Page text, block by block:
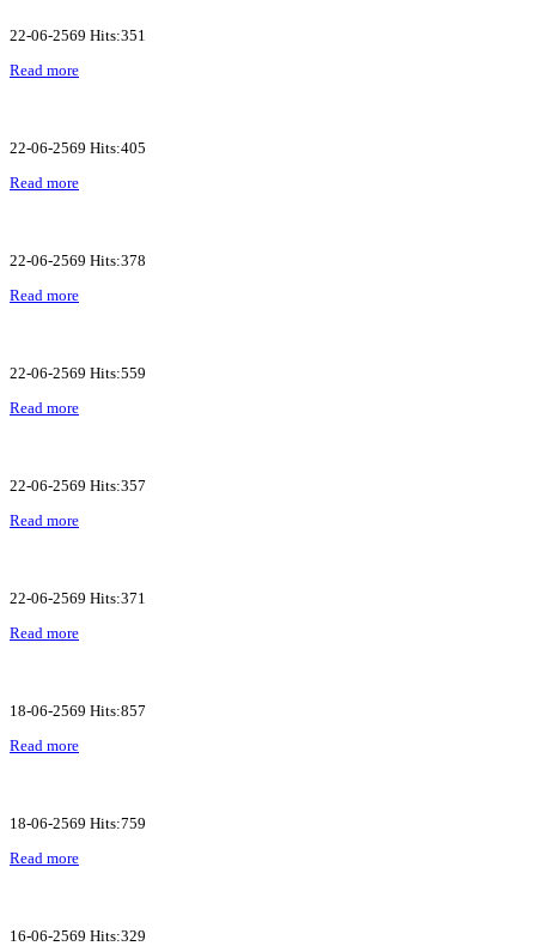
22-06-2569 Hits:351
Read more
22-06-2569 Hits:405
Read more
22-06-2569 Hits:378
Read more
22-06-2569 Hits:559
Read more
22-06-2569 Hits:357
Read more
22-06-2569 Hits:371
Read more
18-06-2569 Hits:857
Read more
18-06-2569 Hits:759
Read more
16-06-2569 Hits:329